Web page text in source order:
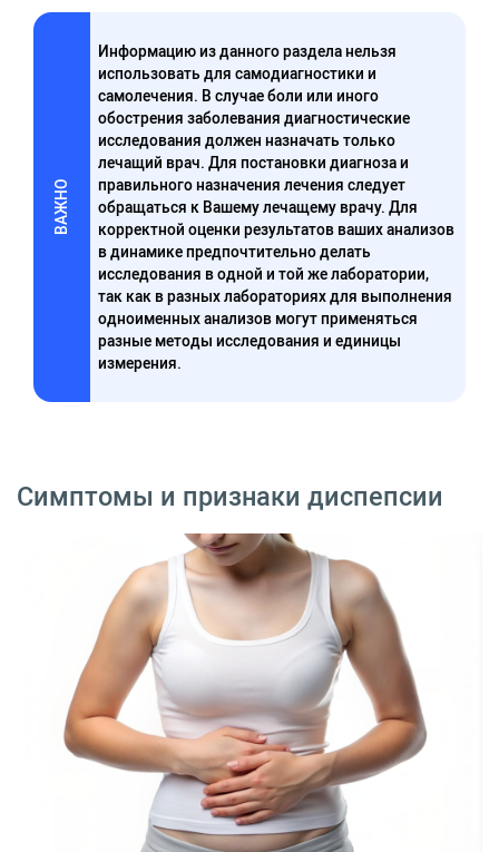
ВАЖНО
Информацию из данного раздела нельзя
использовать для самодиагностики и
самолечения. В случае боли или иного
обострения заболевания диагностические
исследования должен назначать только
лечащий врач. Для постановки диагноза и
правильного назначения лечения следует
обращаться к Вашему лечащему врачу. Для
корректной оценки результатов ваших анализов
в динамике предпочтительно делать
исследования в одной и той же лаборатории,
так как в разных лабораториях для выполнения
одноименных анализов могут применяться
разные методы исследования и единицы
измерения.
Симптомы и признаки диспепсии